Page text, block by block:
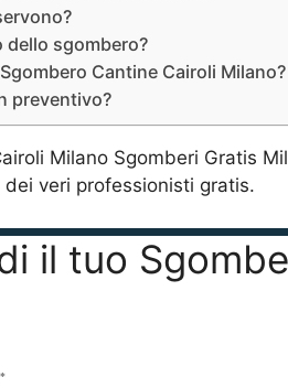
dello sgombero?
Cantine Cairoli Milano?
preventivo?
Milano Sgomberi Gratis
veri professionisti gratis.
il tuo
*